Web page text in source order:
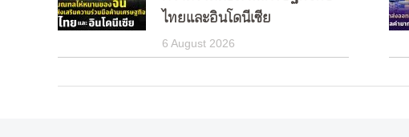
ไทยและอินโดนีเซีย
6 August 2026